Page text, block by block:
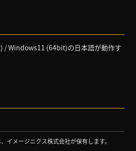
/ Windows11 (64bit)の日本語が動作す
イメージニクス株式会社が保有します。